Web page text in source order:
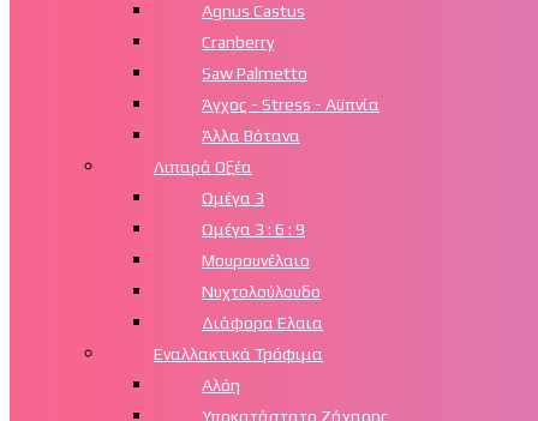
Agnus Castus
Cranberry
Saw Palmetto
Άγχος - Stress - Αϋπνία
Άλλα Βότανα
Λιπαρά Οξέα
Ωμέγα 3
Ωμέγα 3 : 6 : 9
Μουρουνέλαιο
Νυχτολούλουδο
Διάφορα Ελαια
Εναλλακτικά Τρόφιμα
Αλόη
Υποκατάστατο Ζάχαρης